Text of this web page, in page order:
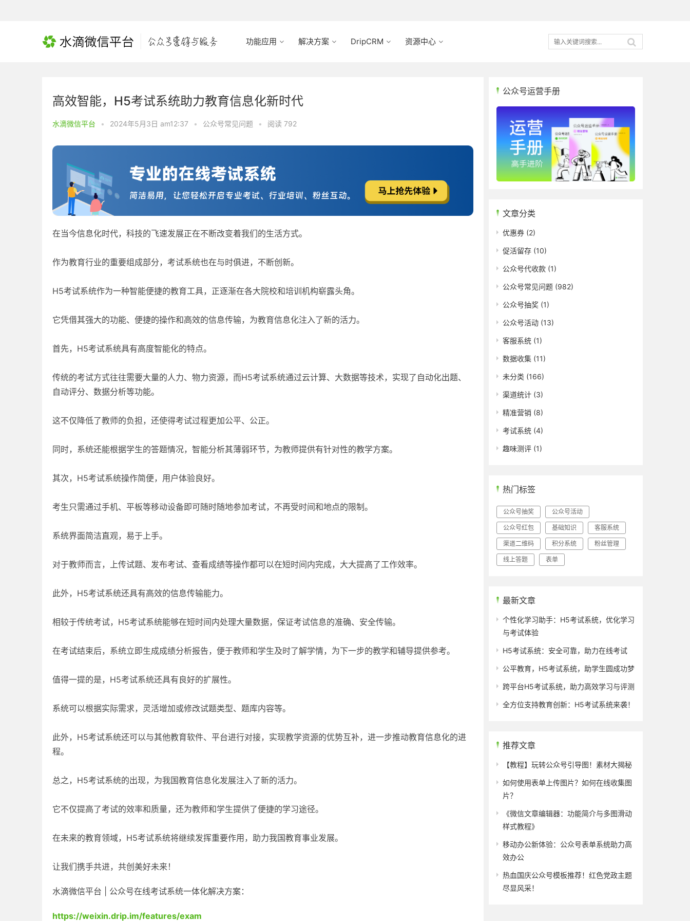
功能应用 解决方案 DripCRM 资源中心
高效智能，H5考试系统助力教育信息化新时代
水滴微信平台 • 2024年5月3日 am12:37 • 公众号常见问题 • 阅读 792
在当今信息化时代，科技的飞速发展正在不断改变着我们的生活方式。
作为教育行业的重要组成部分，考试系统也在与时俱进，不断创新。
H5考试系统作为一种智能便捷的教育工具，正逐渐在各大院校和培训机构崭露头角。
它凭借其强大的功能、便捷的操作和高效的信息传输，为教育信息化注入了新的活力。
首先，H5考试系统具有高度智能化的特点。
传统的考试方式往往需要大量的人力、物力资源，而H5考试系统通过云计算、大数据等技术，实现了自动化出题、
自动评分、数据分析等功能。
这不仅降低了教师的负担，还使得考试过程更加公平、公正。
同时，系统还能根据学生的答题情况，智能分析其薄弱环节，为教师提供有针对性的教学方案。
其次，H5考试系统操作简便，用户体验良好。
考生只需通过手机、平板等移动设备即可随时随地参加考试，不再受时间和地点的限制。
系统界面简洁直观，易于上手。
对于教师而言，上传试题、发布考试、查看成绩等操作都可以在短时间内完成，大大提高了工作效率。
此外，H5考试系统还具有高效的信息传输能力。
相较于传统考试，H5考试系统能够在短时间内处理大量数据，保证考试信息的准确、安全传输。
在考试结束后，系统立即生成成绩分析报告，便于教师和学生及时了解学情，为下一步的教学和辅导提供参考。
值得一提的是，H5考试系统还具有良好的扩展性。
系统可以根据实际需求，灵活增加或修改试题类型、题库内容等。
此外，H5考试系统还可以与其他教育软件、平台进行对接，实现教学资源的优势互补，进一步推动教育信息化的进
程。
总之，H5考试系统的出现，为我国教育信息化发展注入了新的活力。
它不仅提高了考试的效率和质量，还为教师和学生提供了便捷的学习途径。
在未来的教育领域，H5考试系统将继续发挥重要作用，助力我国教育事业发展。
让我们携手共进，共创美好未来！
水滴微信平台 | 公众号在线考试系统一体化解决方案：
https://weixin.drip.im/features/exam
公众号运营手册
文章分类
优惠券 (2)
促活留存 (10)
公众号代收款 (1)
公众号常见问题 (982)
公众号抽奖 (1)
公众号活动 (13)
客服系统 (1)
数据收集 (11)
未分类 (166)
渠道统计 (3)
精准营销 (8)
考试系统 (4)
趣味测评 (1)
热门标签
公众号抽奖 公众号活动
公众号红包 基础知识 客服系统
渠道二维码 积分系统 粉丝管理
线上答题 表单
最新文章
个性化学习助手：H5考试系统，优化学习
与考试体验
H5考试系统：安全可靠，助力在线考试
公平教育，H5考试系统，助学生圆成功梦
跨平台H5考试系统，助力高效学习与评测
全方位支持教育创新：H5考试系统来袭！
推荐文章
【教程】玩转公众号引导图！素材大揭秘
如何使用表单上传图片？如何在线收集图
片？
《微信文章编辑器：功能简介与多图滑动
样式教程》
移动办公新体验：公众号表单系统助力高
效办公
热血国庆公众号模板推荐！红色党政主题
尽显风采！